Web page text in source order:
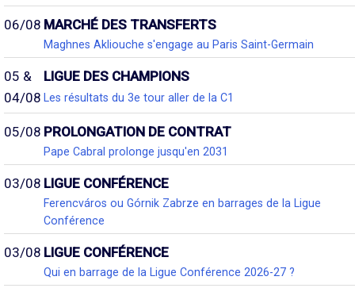
06/08 MARCHÉ DES TRANSFERTS
Maghnes Akliouche s'engage au Paris Saint-Germain
05 &
04/08
LIGUE DES CHAMPIONS
Les résultats du 3e tour aller de la C1
05/08 PROLONGATION DE CONTRAT
Pape Cabral prolonge jusqu'en 2031
03/08 LIGUE CONFÉRENCE
Ferencváros ou Górnik Zabrze en barrages de la Ligue
Conférence
03/08 LIGUE CONFÉRENCE
Qui en barrage de la Ligue Conférence 2026-27 ?